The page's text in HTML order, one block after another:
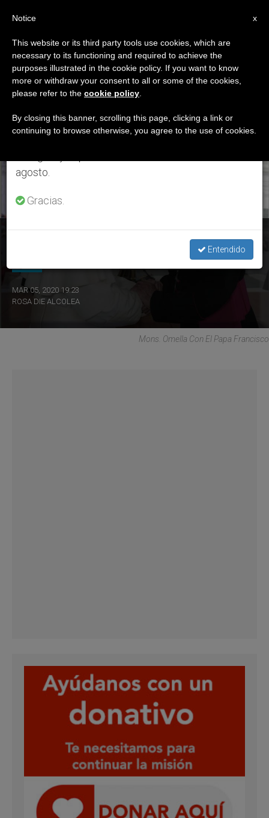
ETIQUETA
Posts Tagged ‘la
Moreneta’
ÚLTIMAS NOTICIAS
MAR 05, 2020 19:23
ROSA DIE ALCOLEA
Mons. Omella Con El Papa Francisco
×
Aviso importante
Del 27 de julio al 7 de agosto haremos la pausa
anual, aprovechando que en el periodo de verano
se generan menos informaciones y también el
agosto.
Gracias.
Entendido
x
Notice
This website or its third party tools use cookies, which are
necessary to its functioning and required to achieve the
purposes illustrated in the cookie policy. If you want to know
more or withdraw your consent to all or some of the cookies,
please refer to the cookie policy
By closing this banner, scrolling this page, clicking a link or
continuing to browse otherwise, you agree to the use of cookies.